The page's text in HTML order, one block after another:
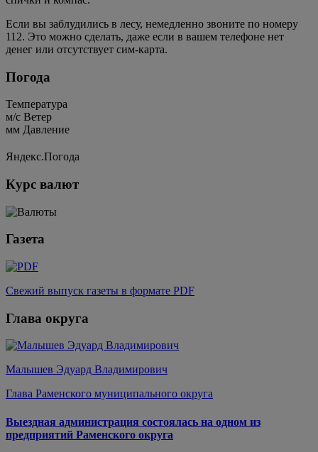
Если вы заблудились в лесу, немедленно звоните по номеру
112. Это можно сделать, даже если в вашем телефоне нет
денег или отсутствует сим-карта.
Погода
Температура
м/c Ветер
мм Давление
Яндекс.Погода
Курс валют
Газета
Свежий выпуск газеты в формате PDF
Глава округа
Малышев Эдуард Владимирович
Глава Раменского муниципального округа
Выездная администрация состоялась на одном из
предприятий Раменского округа